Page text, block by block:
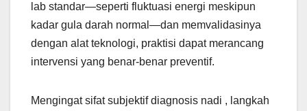
lab standar—seperti fluktuasi energi meskipun
kadar gula darah normal—dan memvalidasinya
dengan alat teknologi, praktisi dapat merancang
intervensi yang benar-benar preventif.
Mengingat sifat subjektif diagnosis nadi , langkah